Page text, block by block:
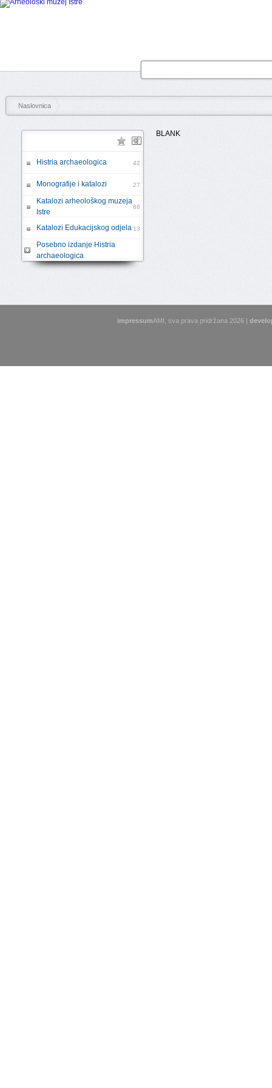
Naslovnica
Histria archaeologica 42
Monografije i katalozi 27
Katalozi arheološkog muzeja
Istre
88
Katalozi Edukacijskog odjela 13
Posebno izdanje Histria
archaeologica
BLANK
impressumAMI, sva prava pridržana 2026 |